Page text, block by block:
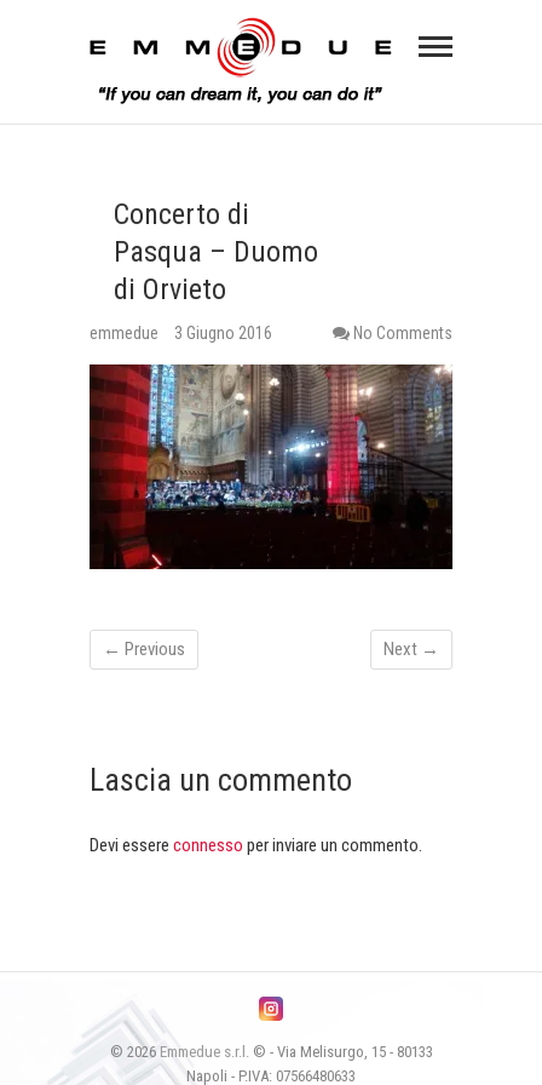
Concerto di
Pasqua – Duomo
di Orvieto
emmedue 3 Giugno 2016 No Comments
← Previous Next →
Lascia un commento
Devi essere connesso per inviare un commento.
© 2026 Emmedue s.r.l.
© - Via Melisurgo, 15 - 80133
Napoli - P.IVA: 07566480633